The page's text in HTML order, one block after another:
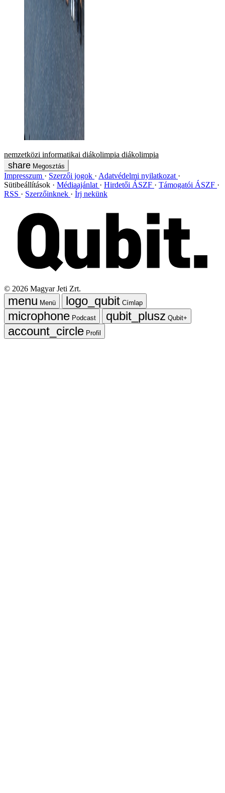
nemzetközi informatikai diákolimpia diákolimpia
Megosztás
Impresszum Szerzői jogok
Adatvédelmi nyilatkozat
Sütibeállítások
Médiaajánlat Hirdetői ÁSZF
Támogatói ÁSZF
RSS
Szerzőinknek Írj nekünk
© 2026 Magyar Jeti Zrt.
Menü
Címlap
Podcast
Qubit+
Profil